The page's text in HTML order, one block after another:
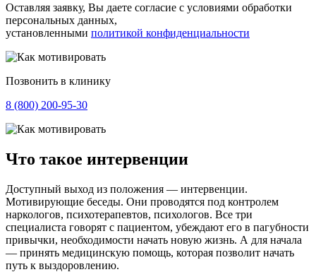
Оставляя заявку, Вы даете согласие с условиями обработки
персональных данных,
установленными политикой конфиденциальности
Позвонить в клинику
8 (800) 200-95-30
Что такое интервенции
Доступный выход из положения — интервенции.
Мотивирующие беседы. Они проводятся под контролем
наркологов, психотерапевтов, психологов. Все три
специалиста говорят с пациентом, убеждают его в пагубности
привычки, необходимости начать новую жизнь. А для начала
— принять медицинскую помощь, которая позволит начать
путь к выздоровлению.